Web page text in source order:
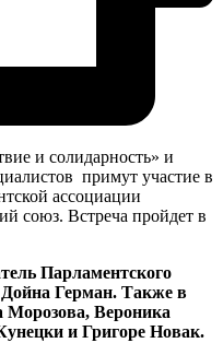
и солидарность» и
примут участие в
ассоциации
союз. Встреча пройдет в
Парламентского
Герман. Также в
Морозова, Вероника
и Григоре Новак.